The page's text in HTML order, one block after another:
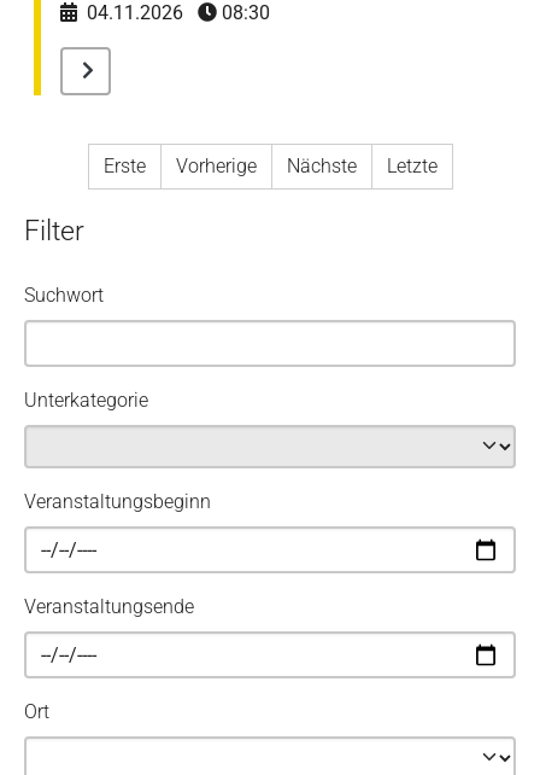
04.11.2026 08:30
Erste Vorherige Nächste Letzte
Filter
Suchwort
Unterkategorie
Veranstaltungsbeginn
Veranstaltungsende
Ort